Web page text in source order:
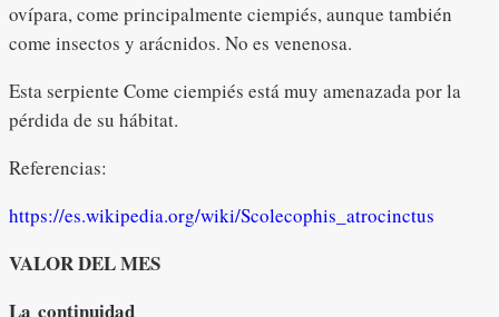
ovípara, come principalmente ciempiés, aunque también
come insectos y arácnidos. No es venenosa.
Esta serpiente Come ciempiés está muy amenazada por la
pérdida de su hábitat.
Referencias:
https://es.wikipedia.org/wiki/Scolecophis_atrocinctus
VALOR DEL MES
La continuidad